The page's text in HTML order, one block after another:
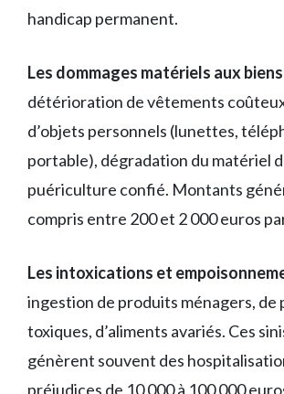
handicap permanent.
Les dommages matériels aux
détérioration de vêtements
d’objets personnels (lunettes,
portable), dégradation du matériel
puériculture confié. Montants
compris entre 200 et 2 000 euros
Les intoxications et
ingestion de produits ménagers, de
toxiques, d’aliments avariés. Ces
génèrent souvent des
préjudices de 10 000 à 100 000